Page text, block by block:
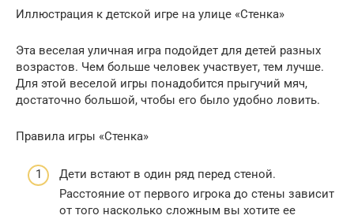
Иллюстрация к детской игре на улице «Стенка»
Эта веселая уличная игра подойдет для детей разных
возрастов. Чем больше человек участвует, тем лучше.
Для этой веселой игры понадобится прыгучий мяч,
достаточно большой, чтобы его было удобно ловить.
Правила игры «Стенка»
Дети встают в один ряд перед стеной.
Расстояние от первого игрока до стены зависит
от того насколько сложным вы хотите ее